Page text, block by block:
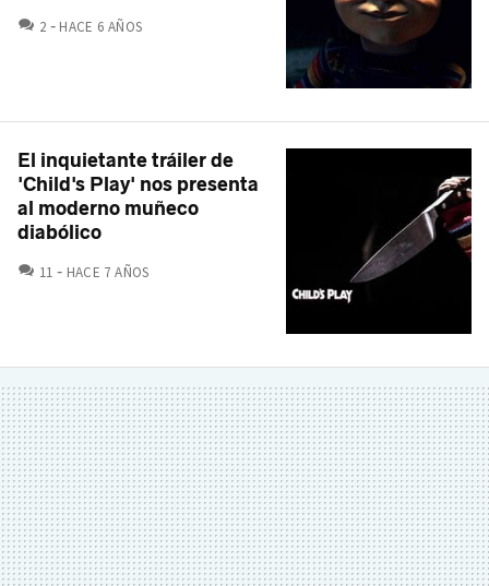
2 COMENTARIOS
HACE 6 AÑOS
El inquietante tráiler de
'Child's Play' nos presenta
al moderno muñeco
diabólico
11 COMENTARIOS
HACE 7 AÑOS